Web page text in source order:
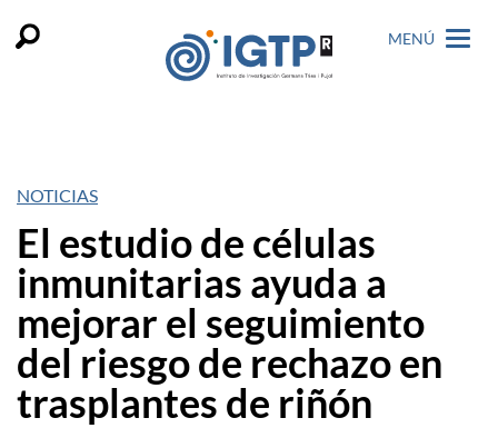
MENÚ
NOTICIAS
El estudio de células
inmunitarias ayuda a
mejorar el seguimiento
del riesgo de rechazo en
trasplantes de riñón